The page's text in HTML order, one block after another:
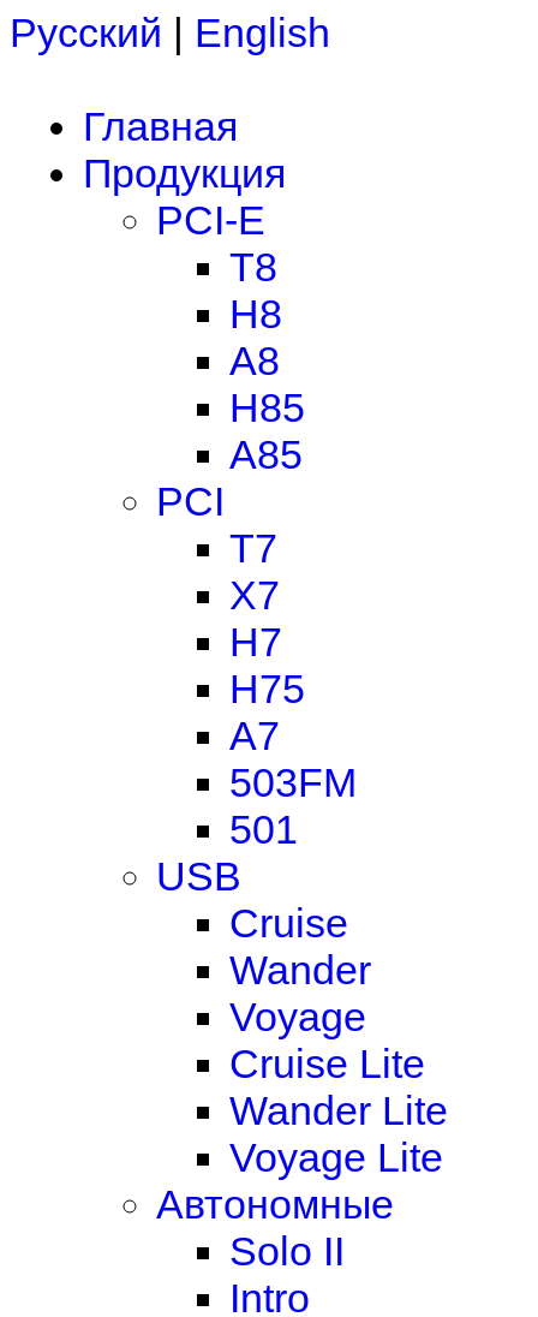
Русский | English
Главная
Продукция
PCI-E
T8
H8
A8
H85
A85
PCI
T7
X7
H7
H75
A7
503FM
501
USB
Cruise
Wander
Voyage
Cruise Lite
Wander Lite
Voyage Lite
Автономные
Solo II
Intro